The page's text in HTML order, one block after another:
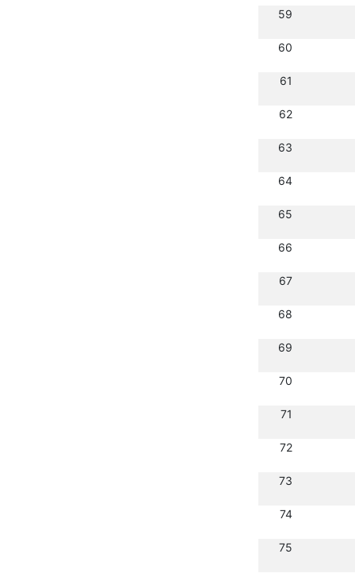
59
60
61
62
63
64
65
66
67
68
69
70
71
72
73
74
75